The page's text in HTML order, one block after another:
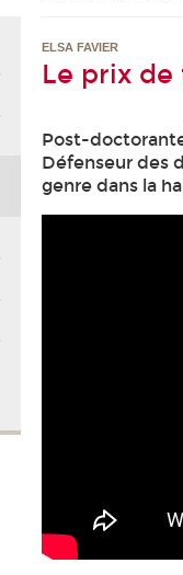
ELSA FAVIER
Le prix de
Post-
Défenseur des
genre dans la